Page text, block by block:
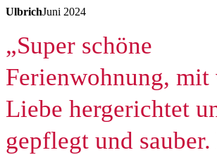
UlbrichJuni 2024
„Super schöne
Ferienwohnung,
Liebe hergerichtet
gepflegt und